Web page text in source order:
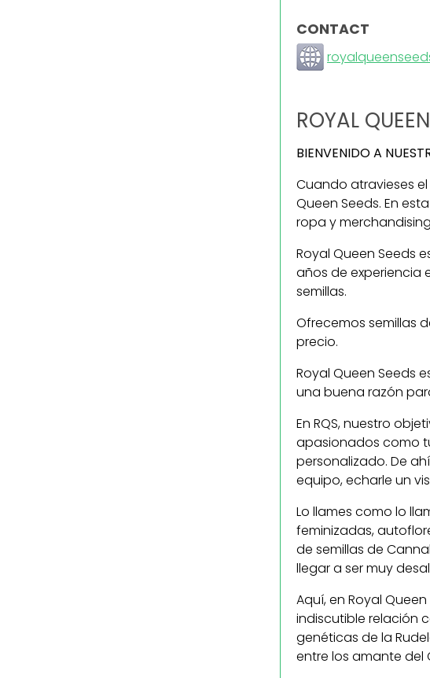
CONTACT
ROYAL
BIENVENIDO A
Cuando atravieses
Queen Seeds. En
ropa y merchandising
Royal Queen Seeds
años de experiencia
semillas.
Ofrecemos semillas
precio.
Royal Queen Seeds
una buena razón
En RQS, nuestro
apasionados como
personalizado. De
equipo, echarle un
Lo llames como lo
feminizadas,
de semillas de
llegar a ser muy
Aquí, en Royal
indiscutible relación
genéticas de la
entre los amante del